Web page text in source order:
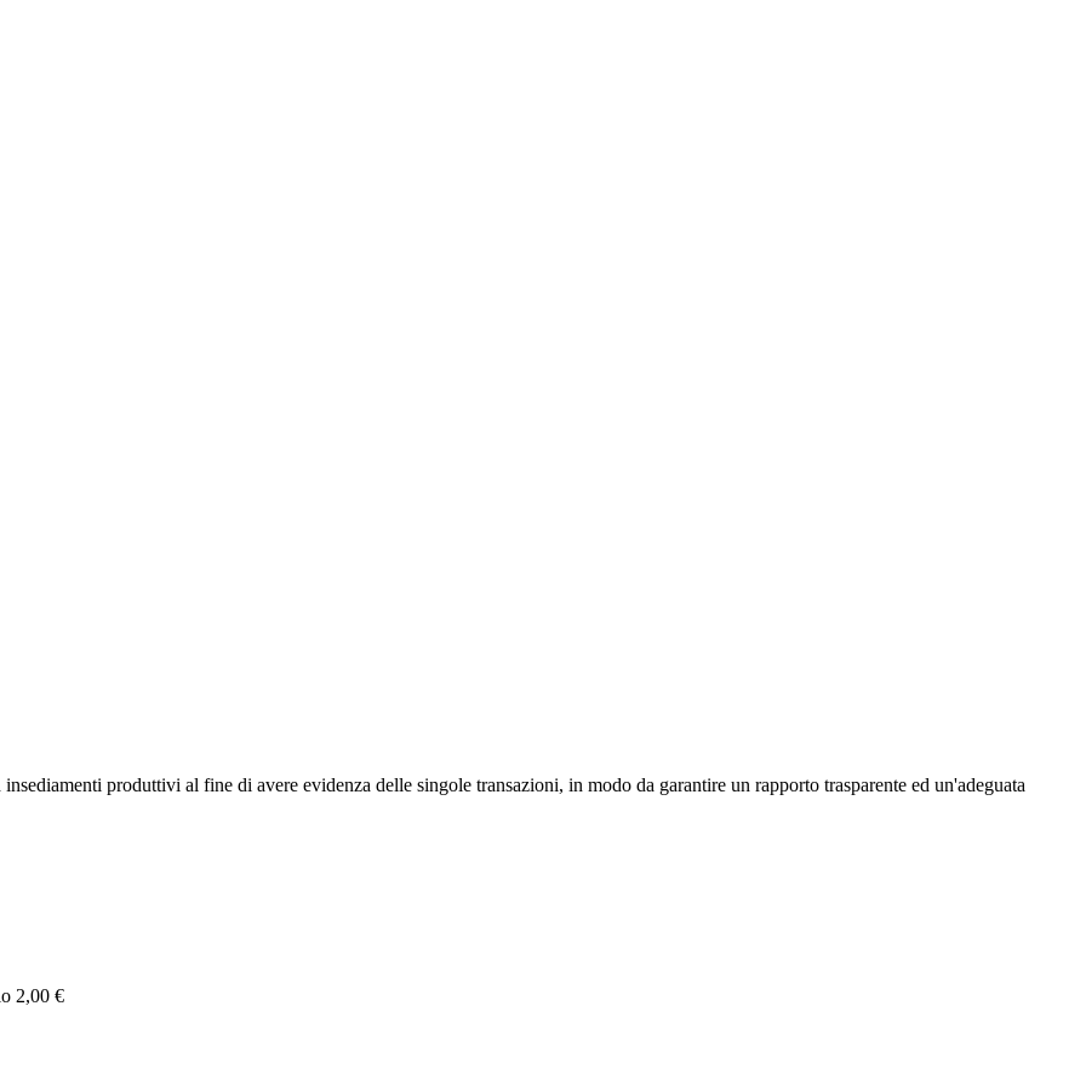
produttivi al fine di avere evidenza delle singole transazioni, in modo da garantire un rapporto trasparente ed un'adeguata
2,00 €